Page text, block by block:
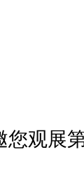
您观展